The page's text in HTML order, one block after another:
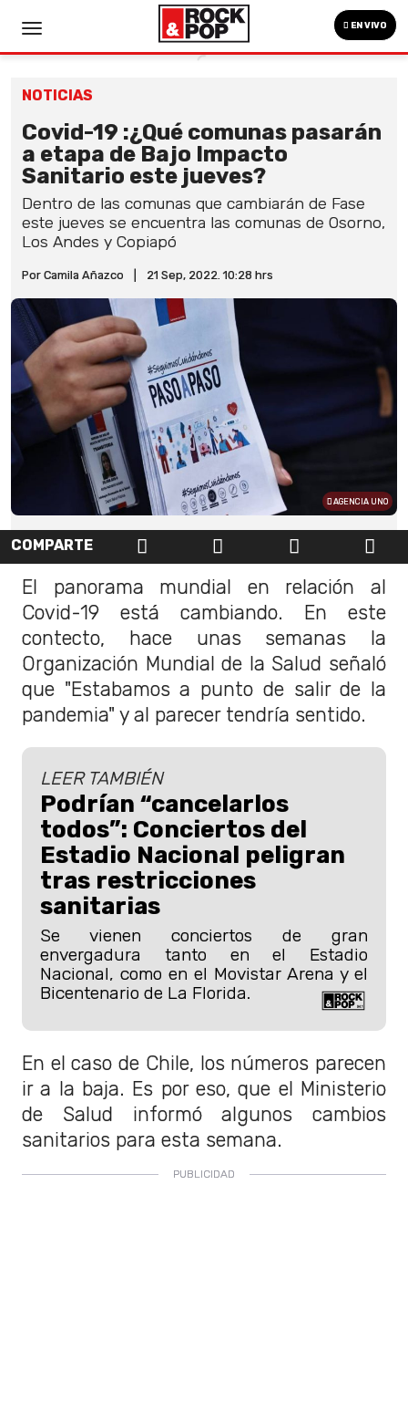
EN VIVO
NOTICIAS
Covid-19 :¿Qué comunas pasarán
a etapa de Bajo Impacto
Sanitario este jueves?
Dentro de las comunas que cambiarán de Fase
este jueves se encuentra las comunas de Osorno,
Los Andes y Copiapó
Por Camila Añazco 21 Sep, 2022. 10:28 hrs
AGENCIA UNO
COMPARTE
El panorama mundial en relación al
Covid-19 está cambiando. En este
contecto, hace unas semanas la
Organización Mundial de la Salud señaló
que "Estabamos a punto de salir de la
pandemia" y al parecer tendría sentido.
LEER TAMBIÉN
Podrían “cancelarlos
todos”: Conciertos del
Estadio Nacional peligran
tras restricciones
sanitarias
Se vienen conciertos de gran
envergadura tanto en el Estadio
Nacional, como en el Movistar Arena y el
Bicentenario de La Florida.
En el caso de Chile, los números parecen
ir a la baja. Es por eso, que el Ministerio
de Salud informó algunos cambios
sanitarios para esta semana.